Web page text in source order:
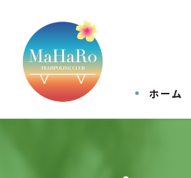
ホーム